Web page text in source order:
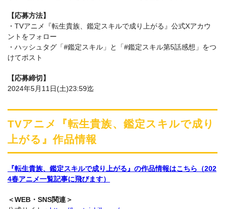
【応募方法】
・TVアニメ『転生貴族、鑑定スキルで成り上がる』公式Xアカウ
ントをフォロー
・ハッシュタグ「#鑑定スキル」と「#鑑定スキル第5話感想」をつ
けてポスト
【応募締切】
2024年5月11日(土)23:59迄
TVアニメ『転生貴族、鑑定スキルで成り
上がる』作品情報
『転生貴族、鑑定スキルで成り上がる』の作品情報はこちら（202
4春アニメ一覧記事に飛びます）
＜WEB・SNS関連＞